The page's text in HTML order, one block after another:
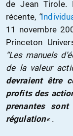
de Jean Tirole.
récente, “
11 novembre
Princeton
“Les manuels
de la valeur
devraient être
profits des
prenantes
régulation« .